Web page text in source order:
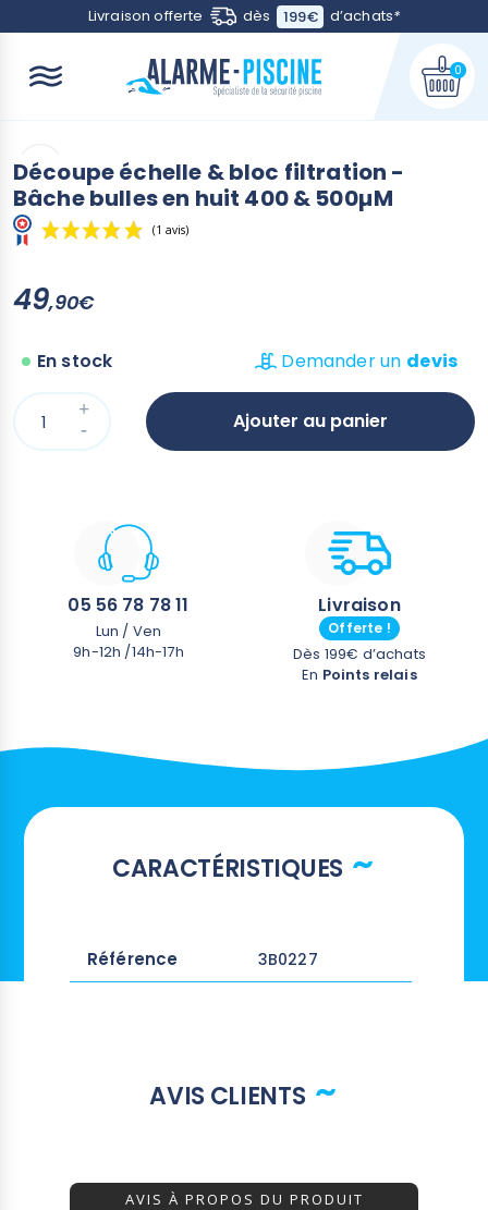
Contactez-nousLivraison offerte dès 199€ d’achats*
0
Découpe échelle & bloc filtration -
Bâche bulles en huit 400 & 500µM
49,90€
En stock Demander un devis
Ajouter au panier
05 56 78 78 11
Lun / Ven
9h-12h /14h-17h
Livraison
Offerte !
Dès 199€ d’achats
En Points relais
CARACTÉRISTIQUES
Référence 3B0227
AVIS CLIENTS
AVIS À PROPOS DU PRODUIT